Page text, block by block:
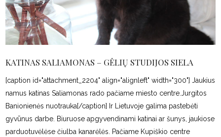
KATINAS SALIAMONAS – GĖLIŲ STUDIJOS SIELA
[caption id="attachment_2204" align="alignleft" width="300"] Jaukius
namus katinas Saliamonas rado pačiame miesto centre.Jurgitos
Banionienės nuotrauka[/caption] Ir Lietuvoje galima pastebėti
gyvūnus darbe. Biuruose apgyvendinami katinai ar šunys, jaukiose
parduotuvėlėse čiulba kanarėlės. Pačiame Kupiškio centre